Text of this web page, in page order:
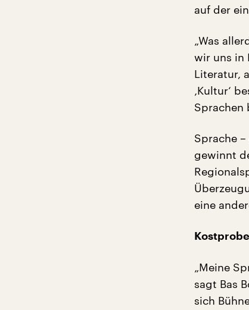
auf der
„Was
wir uns in
Literatur,
‚Kultur‘
Sprachen
Sprache
gewinnt
eine
„Meine
sagt Bas
sich